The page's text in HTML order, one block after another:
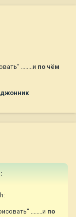
........и по чём
джонник
........и по